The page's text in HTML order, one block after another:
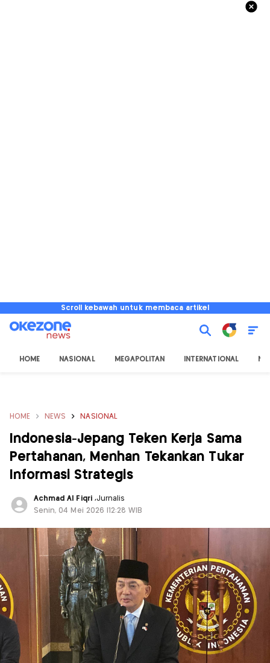
Scroll kebawah untuk membaca artikel
HOME NASIONAL MEGAPOLITAN INTERNATIONAL
HOME NEWS NASIONAL
Indonesia-Jepang Teken Kerja Sama
Pertahanan, Menhan Tekankan Tukar
Informasi Strategis
Achmad Al Fiqri ,Jurnalis
Senin, 04 Mei 2026 |12:28 WIB